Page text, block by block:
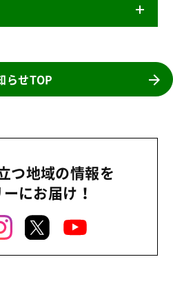
らせTOP
つ地域の情報を
にお届け！